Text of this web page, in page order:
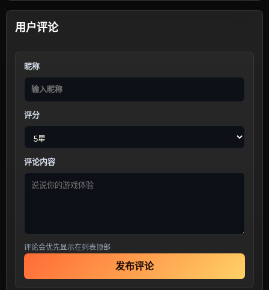
用户评论
昵称
评分
评论内容
评论会优先显示在列表顶部
发布评论